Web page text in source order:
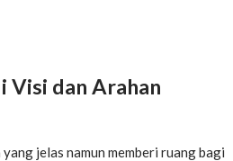
dan Arahan
jelas namun memberi ruang bagi